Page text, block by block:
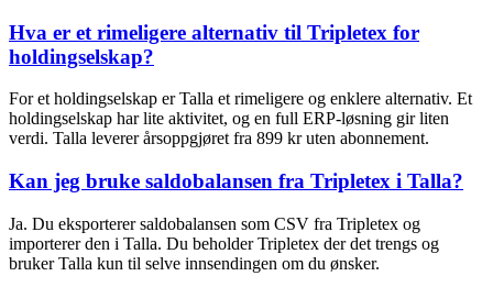
Hva er et rimeligere alternativ til Tripletex for
holdingselskap?
For et holdingselskap er Talla et rimeligere og enklere alternativ. Et
holdingselskap har lite aktivitet, og en full ERP-løsning gir liten
verdi. Talla leverer årsoppgjøret fra 899 kr uten abonnement.
Kan jeg bruke saldobalansen fra Tripletex i Talla?
Ja. Du eksporterer saldobalansen som CSV fra Tripletex og
importerer den i Talla. Du beholder Tripletex der det trengs og
bruker Talla kun til selve innsendingen om du ønsker.